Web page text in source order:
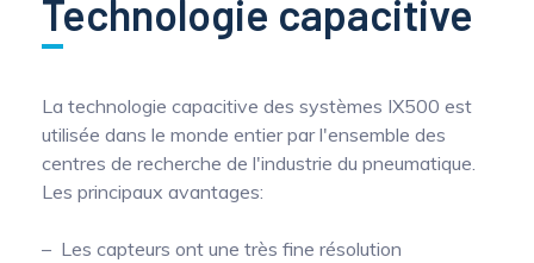
Technologie capacitive
La technologie capacitive des systèmes IX500 est
utilisée dans le monde entier par l'ensemble des
centres de recherche de l'industrie du pneumatique.
Les principaux avantages:
Les capteurs ont une très fine résolution